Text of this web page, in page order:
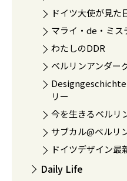
ドイツ大使が見た
マライ・de・ミス
わたしのDDR
ベルリンアンダー
リー
今を生きるベルリ
サブカル@ベルリ
ドイツデザイン最
Daily Life